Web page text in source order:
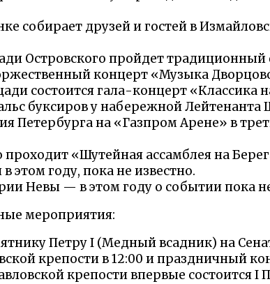
собирает друзей и гостей в
Островского пройдет
концерт «Музыка
состоится гала-концерт «Классика
буксиров у набережной Лейтенанта
Петербурга на «Газпром Арене» в
«Шутейная ассамблея на
этом году, пока не известно.
Невы — в этом году о событии пока
мероприятия:
Петру I (Медный всадник) на
крепости в 12:00 и праздничный
крепости впервые состоится